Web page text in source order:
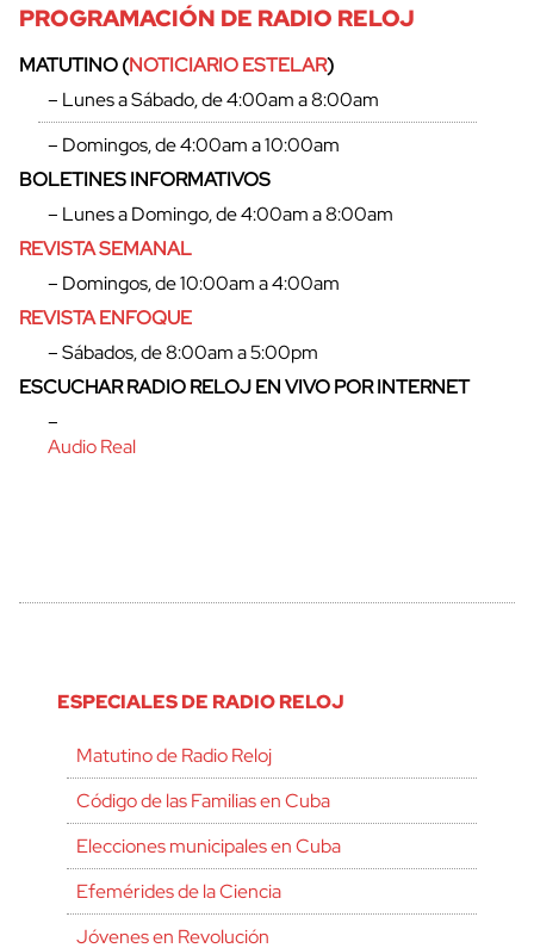
PROGRAMACIÓN DE RADIO RELOJ
MATUTINO (NOTICIARIO ESTELAR)
– Lunes a Sábado, de 4:00am a 8:00am
– Domingos, de 4:00am a 10:00am
BOLETINES INFORMATIVOS
– Lunes a Domingo, de 4:00am a 8:00am
REVISTA SEMANAL
– Domingos, de 10:00am a 4:00am
REVISTA ENFOQUE
– Sábados, de 8:00am a 5:00pm
ESCUCHAR RADIO RELOJ EN VIVO POR INTERNET
–
Audio Real
ESPECIALES DE RADIO RELOJ
Matutino de Radio Reloj
Código de las Familias en Cuba
Elecciones municipales en Cuba
Efemérides de la Ciencia
Jóvenes en Revolución